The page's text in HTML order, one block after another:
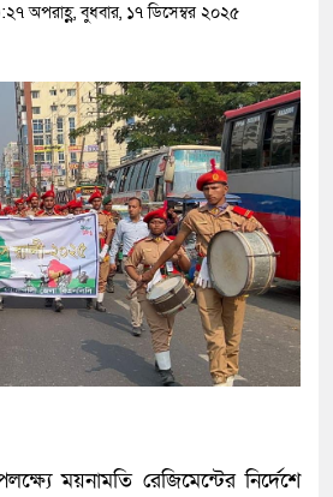
অপরাহ্ণ, বুধবার, ১৭ ডিসেম্বর ২০২৫
ময়নামতি রেজিমেন্টের নির্দেশে